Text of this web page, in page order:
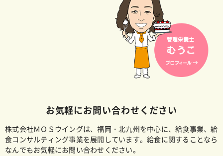
お気軽にお問い合わせください
株式会社ＭＯＳウイングは、福岡・北九州を中心に、給食事業、給
食コンサルティング事業を展開しています。給食に関することなら
なんでもお気軽にお問い合わせください。